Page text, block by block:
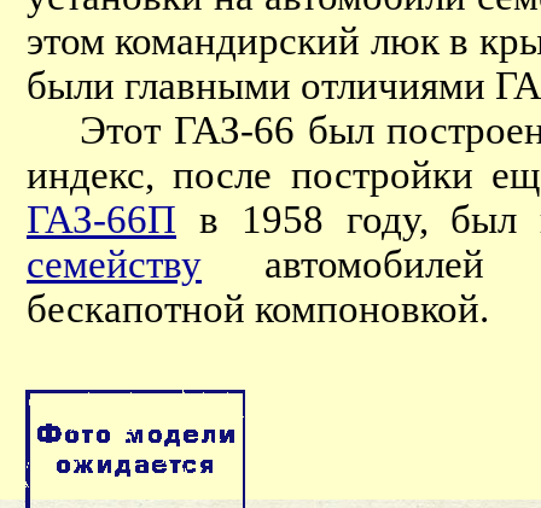
этом командирский люк в
были главными отличиями
Этот ГАЗ-66 был построен
индекс, после постройки
ГАЗ-66П в 1958 году, был
семейству автомобилей
бескапотной компоновкой.